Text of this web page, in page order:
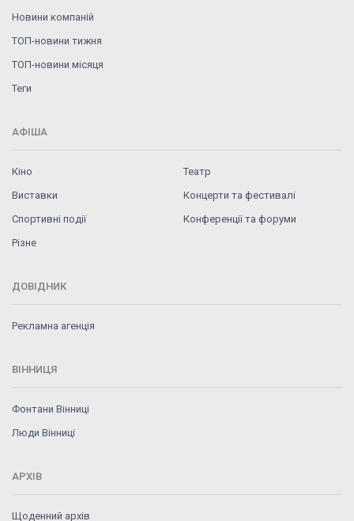
Новини компаній
ТОП-новини тижня
ТОП-новини місяця
Теги
АФІША
Кіно
Театр
Виставки
Концерти та фестивалі
Спортивні події
Конференції та форуми
Різне
ДОВІДНИК
Рекламна агенція
ВІННИЦЯ
Фонтани Вінниці
Люди Вінниці
АРХІВ
Щоденний архів